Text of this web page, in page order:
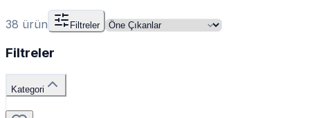
38 ürün Filtreler
Filtreler
Kategori